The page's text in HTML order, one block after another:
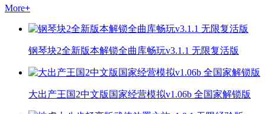
More+
钢琴块2全新版本解锁全曲库畅玩v3.1.1 无限复活版
大出产王国2中文版国家经营模拟v1.06b 全国家解锁版